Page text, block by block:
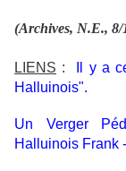
(Archives, N.E., 8/
LIENS :
Il y a
Halluinois".
Un Verger
Halluinois Frank